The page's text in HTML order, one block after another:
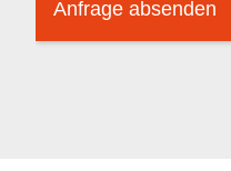
Anfrage absenden